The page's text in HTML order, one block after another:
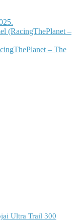
(RacingThePlanet –
– The
Ultra Trail 300